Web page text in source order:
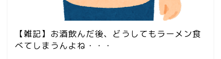
【雑記】お酒飲んだ後、どうしてもラーメン食
べてしまうんよね・・・